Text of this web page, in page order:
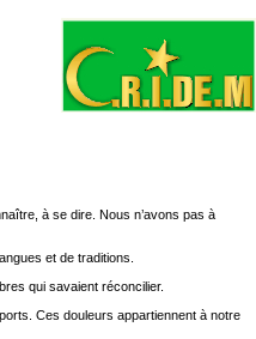
à se dire. Nous n’avons pas à
et de traditions.
qui savaient réconcilier.
Ces douleurs appartiennent à notre